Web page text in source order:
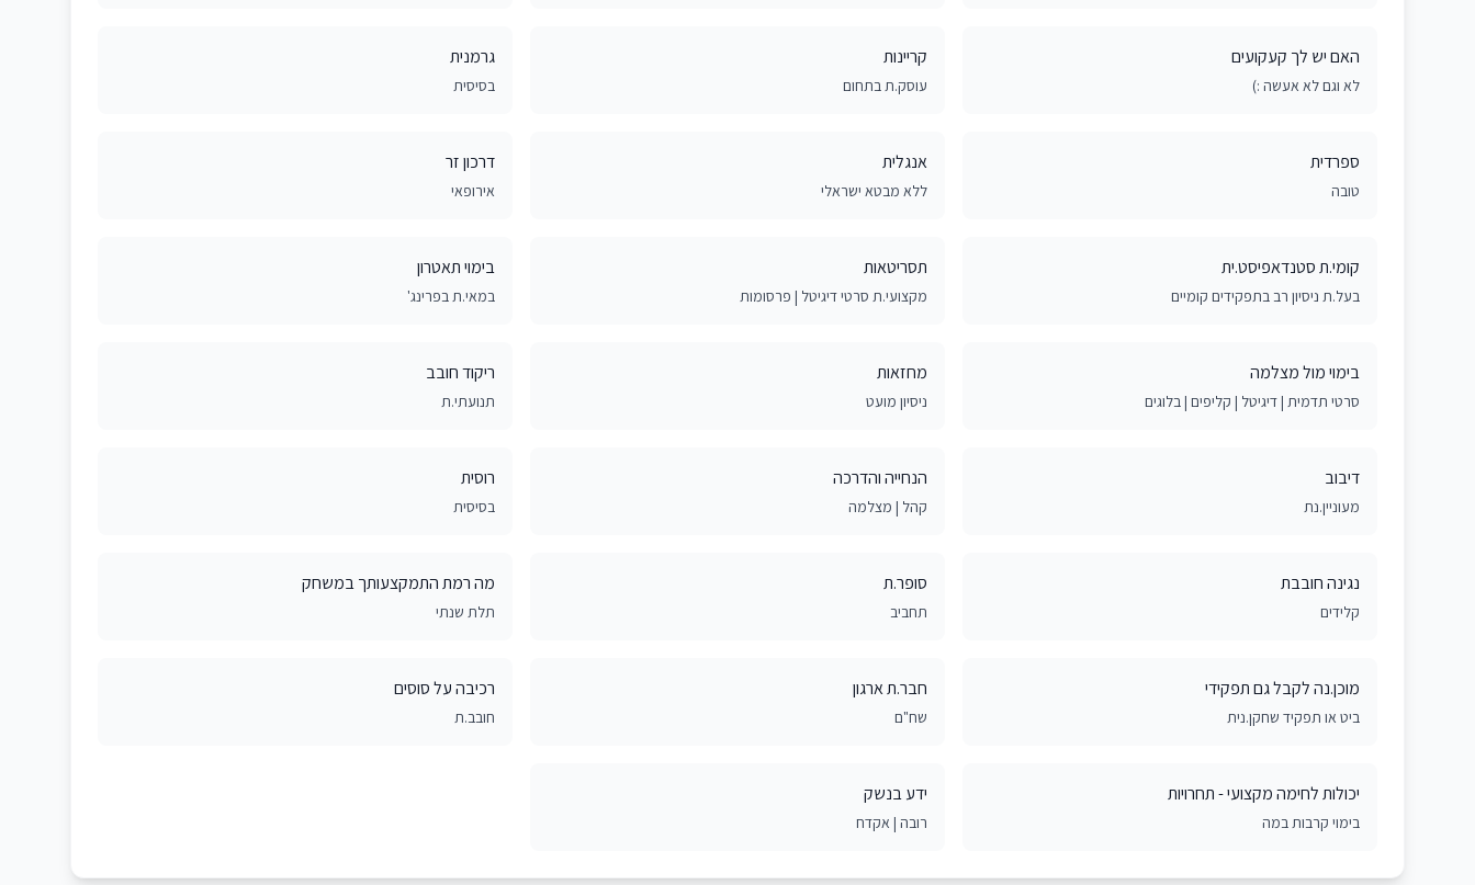
האם יש לך קעקועים
לא וגם לא אעשה :)
קריינות
עוסק.ת בתחום
גרמנית
בסיסית
ספרדית
טובה
אנגלית
ללא מבטא ישראלי
דרכון זר
אירופאי
קומי.ת סטנדאפיסט.ית
בעל.ת ניסיון רב בתפקידים קומיים
תסריטאות
מקצועי.ת סרטי דיגיטל | פרסומות
בימוי תאטרון
במאי.ת בפרינג'
בימוי מול מצלמה
סרטי תדמית | דיגיטל | קליפים | בלוגים
מחזאות
ניסיון מועט
ריקוד חובב
תנועתי.ת
דיבוב
מעוניין.נת
הנחייה והדרכה
קהל | מצלמה
רוסית
בסיסית
נגינה חובבת
קלידים
סופר.ת
תחביב
מה רמת התמקצעותך במשחק
תלת שנתי
מוכן.נה לקבל גם תפקידי
ביט או תפקיד שחקן.נית
חבר.ת ארגון
שח"ם
רכיבה על סוסים
חובב.ת
יכולות לחימה מקצועי - תחרויות
בימוי קרבות במה
ידע בנשק
רובה | אקדח